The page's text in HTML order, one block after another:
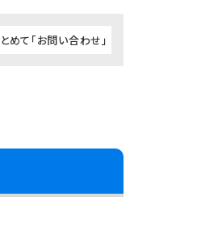
めて「お問い合わせ」